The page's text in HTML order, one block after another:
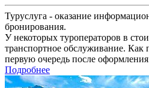
Туруслуга - оказание
бронирования.
У некоторых туроператоров в
транспортное обслуживание. Как
первую очередь после
Подробнее